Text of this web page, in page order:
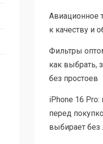
Авиационное
к качеству и
Фильтры
как выбрать,
без простоев
iPhone 16 Pro:
перед
выбирает